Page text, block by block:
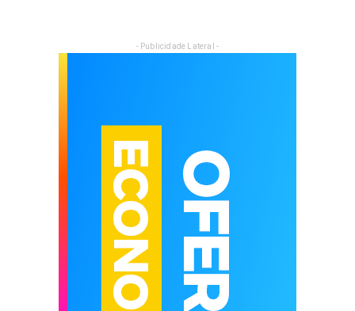
- Publicidade Lateral -